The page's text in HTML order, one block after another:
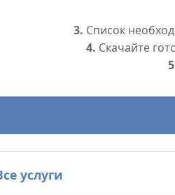
3. Список
4. Скачайте
услуги